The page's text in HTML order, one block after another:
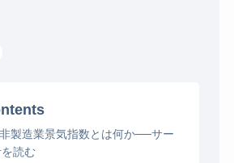
製造業景気指数とは何か──サー
読む